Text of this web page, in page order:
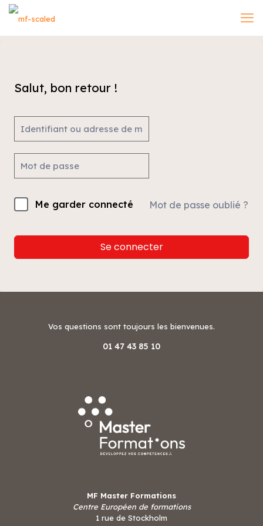
Salut, bon retour !
Me garder connecté Mot de passe oublié ?
Se connecter
Vos questions sont toujours les bienvenues.
01 47 43 85 10
MF Master Formations
Centre Européen de formations
1 rue de Stockholm